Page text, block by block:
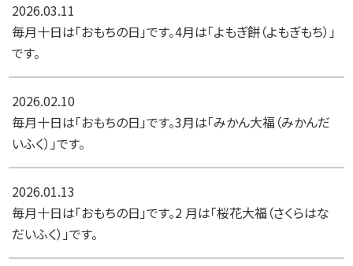
2026.03.11
毎月十日は「おもちの日」です。4月は「よもぎ餅（よもぎもち）」
です。
2026.02.10
毎月十日は「おもちの日」です。3月は「みかん大福（みかんだ
いふく）」です。
2026.01.13
毎月十日は「おもちの日」です。2 月は「桜花大福（さくらはな
だいふく）」です。